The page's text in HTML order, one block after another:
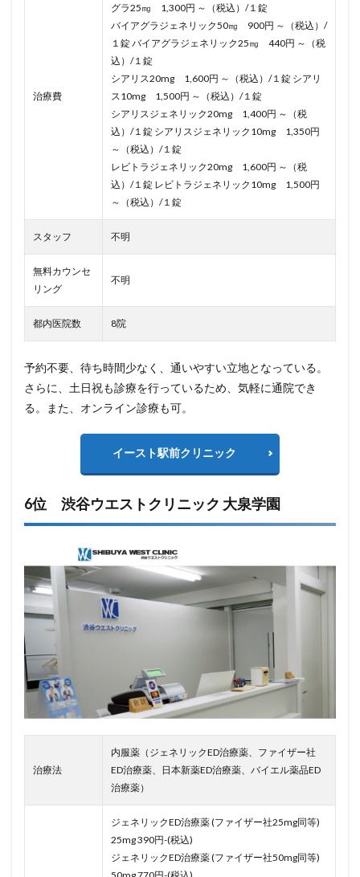
治療費
グラ25㎎ 1,300円 ～（税込）/１錠
バイアグラジェネリック50㎎ 900円 ～（税込）/
１錠 バイアグラジェネリック25㎎ 440円 ～（税
込）/１錠
シアリス20mg 1,600円 ～（税込）/１錠 シアリ
ス10mg 1,500円 ～（税込）/１錠
シアリスジェネリック20mg 1,400円 ～（税
込）/１錠 シアリスジェネリック10mg 1,350円
～（税込）/１錠
レビトラジェネリック20mg 1,600円 ～（税
込）/１錠 レビトラジェネリック10mg 1,500円
～（税込）/１錠
スタッフ 不明
無料カウンセ
リング
不明
都内医院数 8院
予約不要、待ち時間少なく、通いやすい立地となっている。
さらに、土日祝も診療を行っているため、気軽に通院でき
る。また、オンライン診療も可。
イースト駅前クリニック
6位 渋谷ウエストクリニック 大泉学園
治療法
内服薬（ジェネリックED治療薬、ファイザー社
ED治療薬、日本新薬ED治療薬、バイエル薬品ED
治療薬）
ジェネリックED治療薬 (ファイザー社25mg同等)
25mg 390円-(税込)
ジェネリックED治療薬 (ファイザー社50mg同等)